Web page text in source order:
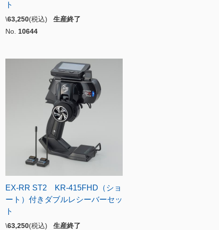
ト
\63,250(税込) 生産終了
No. 10644
EX-RR ST2 KR-415FHD（ショ
ート）付きダブルレシーバーセッ
ト
\63,250(税込) 生産終了